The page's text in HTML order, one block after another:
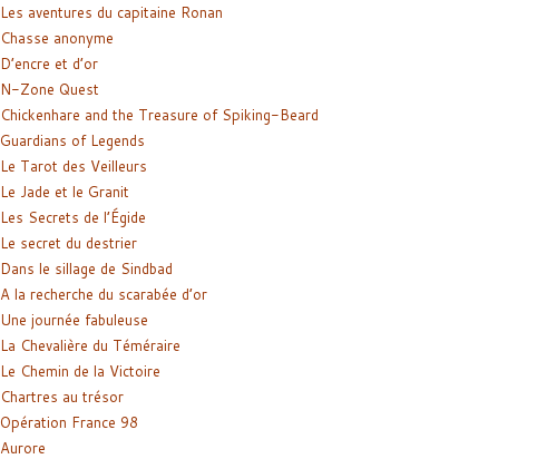
Les aventures du capitaine Ronan
Chasse anonyme
D’encre et d’or
N-Zone Quest
Chickenhare and the Treasure of Spiking-Beard
Guardians of Legends
Le Tarot des Veilleurs
Le Jade et le Granit
Les Secrets de l’Égide
Le secret du destrier
Dans le sillage de Sindbad
A la recherche du scarabée d’or
Une journée fabuleuse
La Chevalière du Téméraire
Le Chemin de la Victoire
Chartres au trésor
Opération France 98
Aurore